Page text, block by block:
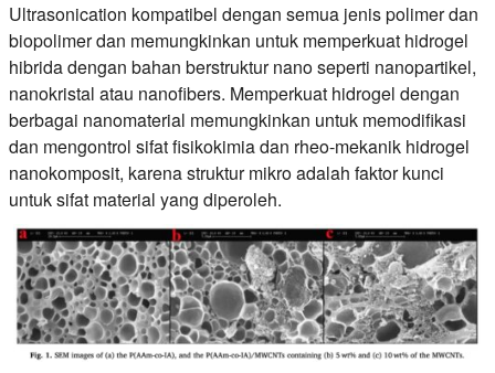
Ultrasonication kompatibel dengan semua jenis polimer dan
biopolimer dan memungkinkan untuk memperkuat hidrogel
hibrida dengan bahan berstruktur nano seperti nanopartikel,
nanokristal atau nanofibers. Memperkuat hidrogel dengan
berbagai nanomaterial memungkinkan untuk memodifikasi
dan mengontrol sifat fisikokimia dan rheo-mekanik hidrogel
nanokomposit, karena struktur mikro adalah faktor kunci
untuk sifat material yang diperoleh.